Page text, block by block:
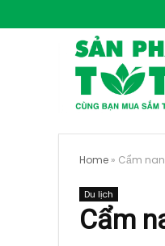
Home » Cẩm
Du lịch
Cẩm